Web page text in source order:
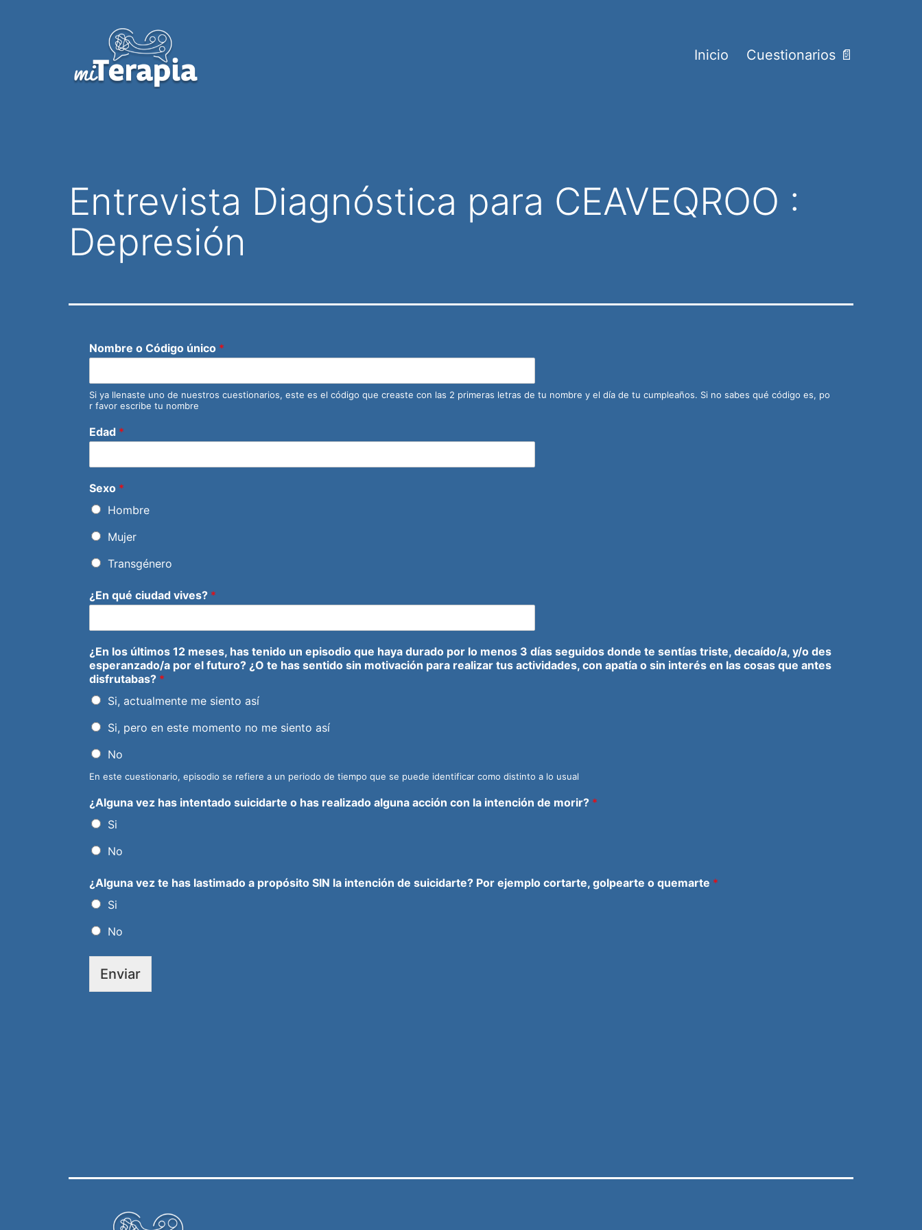
Inicio Cuestionarios 📄
Entrevista Diagnóstica para CEAVEQROO :
Depresión
Nombre o Código único *
Si ya llenaste uno de nuestros cuestionarios, este es el código que creaste con las 2 primeras letras de tu nombre y el día de tu cumpleaños. Si no sabes qué código es, po
r favor escribe tu nombre
Edad *
Sexo *
Hombre
Mujer
Transgénero
¿En qué ciudad vives? *
¿En los últimos 12 meses, has tenido un episodio que haya durado por lo menos 3 días seguidos donde te sentías triste, decaído/a, y/o des
esperanzado/a por el futuro? ¿O te has sentido sin motivación para realizar tus actividades, con apatía o sin interés en las cosas que antes
disfrutabas? *
Si, actualmente me siento así
Si, pero en este momento no me siento así
No
En este cuestionario, episodio se refiere a un periodo de tiempo que se puede identificar como distinto a lo usual
¿Alguna vez has intentado suicidarte o has realizado alguna acción con la intención de morir? *
Si
No
¿Alguna vez te has lastimado a propósito SIN la intención de suicidarte? Por ejemplo cortarte, golpearte o quemarte *
Si
No
Enviar